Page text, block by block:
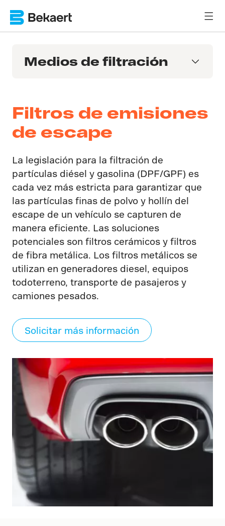
Medios de filtración
Filtros de emisiones
de escape
La legislación para la filtración de
partículas diésel y gasolina (DPF/GPF) es
cada vez más estricta para garantizar que
las partículas finas de polvo y hollín del
escape de un vehículo se capturen de
manera eficiente. Las soluciones
potenciales son filtros cerámicos y filtros
de fibra metálica. Los filtros metálicos se
utilizan en generadores diesel, equipos
todoterreno, transporte de pasajeros y
camiones pesados.
Solicitar más información